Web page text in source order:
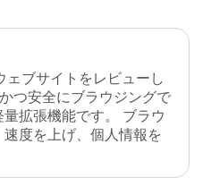
ェブサイトをレビューし
つ安全にブラウジングで
拡張機能です。 ブラウ
度を上げ、個人情報を